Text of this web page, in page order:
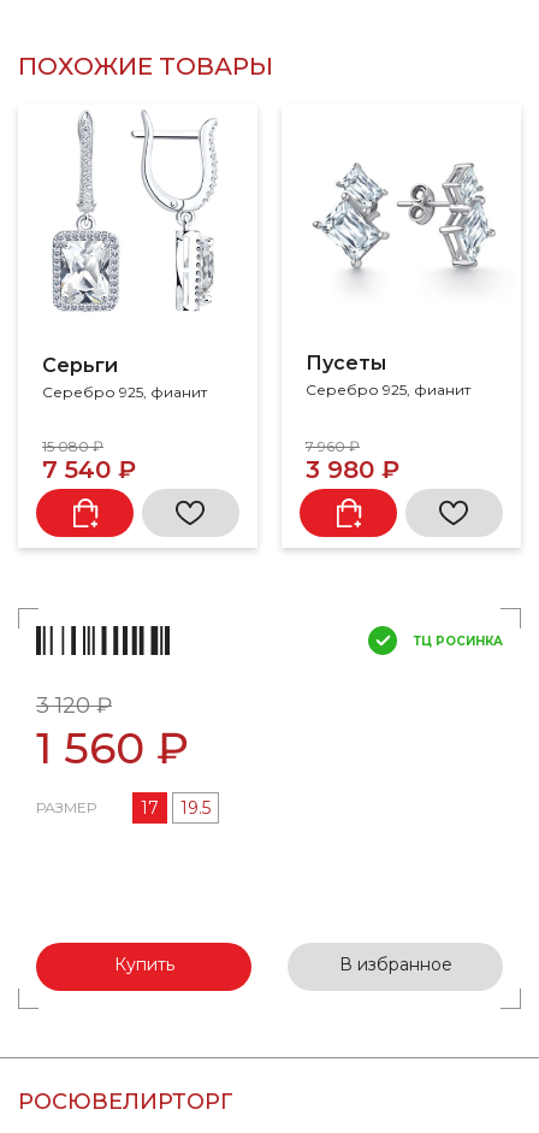
ПОХОЖИЕ ТОВАРЫ
Серьги
Серебро 925, фианит
15 080 ₽
7 540 ₽
Пусеты
Серебро 925, фианит
7 960 ₽
3 980 ₽
ТЦ РОСИНКА
3 120 ₽
1 560 ₽
РАЗМЕР 17 19.5
Купить В избранное
РОСЮВЕЛИРТОРГ